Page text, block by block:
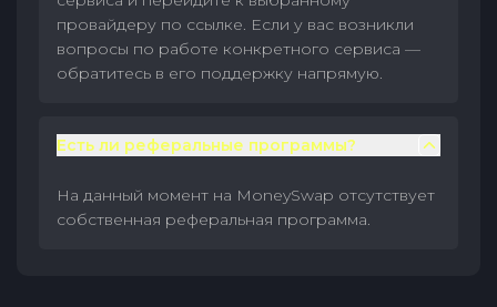
провайдеру по ссылке. Если у вас возникли
вопросы по работе конкретного сервиса —
обратитесь в его поддержку напрямую.
Есть ли реферальные программы?
На данный момент на MoneySwap отсутствует
собственная реферальная программа.